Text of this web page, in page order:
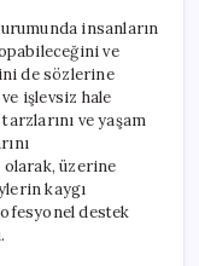
insanların
ve
de sözlerine
işlevsiz hale
ve yaşam
olarak, üzerine
kaygı
destek